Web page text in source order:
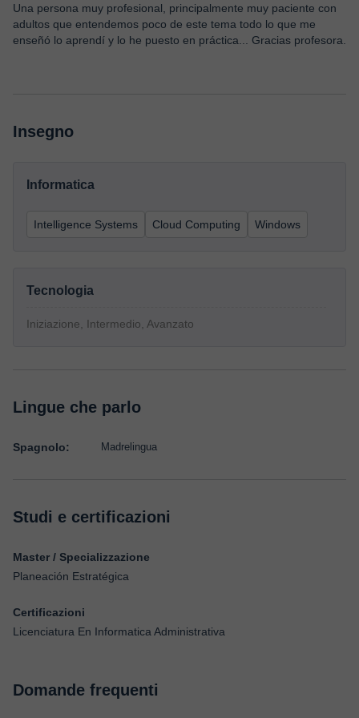
Una persona muy profesional, principalmente muy paciente con
adultos que entendemos poco de este tema todo lo que me
enseñó lo aprendí y lo he puesto en práctica... Gracias profesora.
Insegno
Informatica
Intelligence Systems Cloud Computing Windows
Tecnologia
Iniziazione, Intermedio, Avanzato
Lingue che parlo
Spagnolo: Madrelingua
Studi e certificazioni
Master / Specializzazione
Planeación Estratégica
Certificazioni
Licenciatura En Informatica Administrativa
Domande frequenti